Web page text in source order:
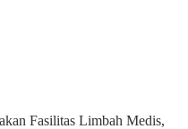
Fasilitas Limbah Medis,